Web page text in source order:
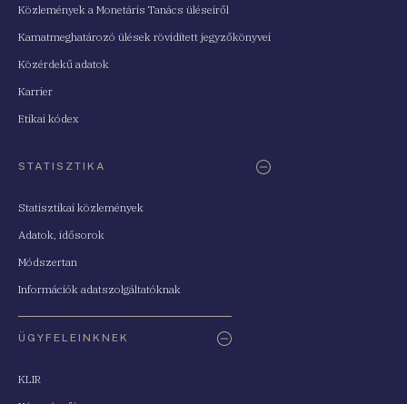
Közlemények a Monetáris Tanács üléseiről
Kamatmeghatározó ülések rövidített jegyzőkönyvei
Közérdekű adatok
Karrier
Etikai kódex
STATISZTIKA
Statisztikai közlemények
Adatok, idősorok
Módszertan
Információk adatszolgáltatóknak
ÜGYFELEINKNEK
KLIR